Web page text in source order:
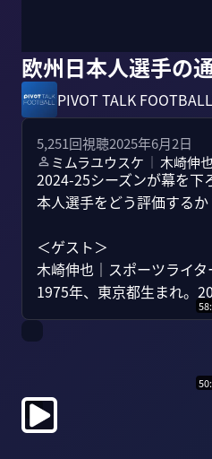
欧州日本人選手の
PIVOT TALK FOOTBALL
5,251回視聴2025年6月2日
ミムラユウスケ ｜ 木崎伸也
2024-25シーズンが幕を下
本人選手をどう評価するか
＜ゲスト＞
木崎伸也｜スポーツライタ
1975年、東京都生まれ。